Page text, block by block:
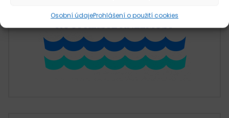
Osobní údajeProhlášení o použití cookies